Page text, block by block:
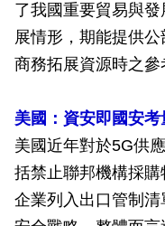
了我國重要貿易與
展情形，期能提供
商務拓展資源時之參
美國：資安即國安考
美國近年對於5G供
括禁止聯邦機構採
企業列入出口管制